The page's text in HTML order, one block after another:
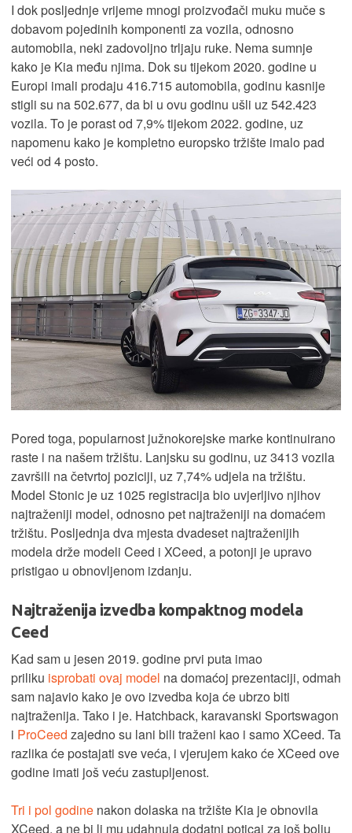
I dok posljednje vrijeme mnogi proizvođači muku muče s
dobavom pojedinih komponenti za vozila, odnosno
automobila, neki zadovoljno trljaju ruke. Nema sumnje
kako je Kia među njima. Dok su tijekom 2020. godine u
Europi imali prodaju 416.715 automobila, godinu kasnije
stigli su na 502.677, da bi u ovu godinu ušli uz 542.423
vozila. To je porast od 7,9% tijekom 2022. godine, uz
napomenu kako je kompletno europsko tržište imalo pad
veći od 4 posto.
Pored toga, popularnost južnokorejske marke kontinuirano
raste i na našem tržištu. Lanjsku su godinu, uz 3413 vozila
završili na četvrtoj poziciji, uz 7,74% udjela na tržištu.
Model Stonic je uz 1025 registracija bio uvjerljivo njihov
najtraženiji model, odnosno pet najtraženiji na domaćem
tržištu. Posljednja dva mjesta dvadeset najtraženijih
modela drže modeli Ceed i XCeed, a potonji je upravo
pristigao u obnovljenom izdanju.
Najtraženija izvedba kompaktnog modela
Ceed
Kad sam u jesen 2019. godine prvi puta imao
priliku isprobati ovaj model na domaćoj prezentaciji, odmah
sam najavio kako je ovo izvedba koja će ubrzo biti
najtraženija. Tako i je. Hatchback, karavanski Sportswagon
i ProCeed zajedno su lani bili traženi kao i samo XCeed. Ta
razlika će postajati sve veća, i vjerujem kako će XCeed ove
godine imati još veću zastupljenost.
Tri i pol godine nakon dolaska na tržište Kia je obnovila
XCeed, a ne bi li mu udahnula dodatni poticaj za još bolju